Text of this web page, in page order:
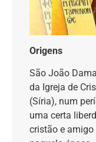
Origens
São João
da Igreja de
(Síria), num
uma certa
cristão e amigo